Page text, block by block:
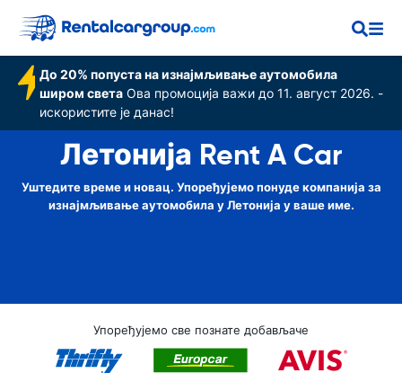
До 20% попуста на изнајмљивање аутомобила
широм света Ова промоција важи до 11. август 2026. -
искористите је данас!
Летонија Rent A Car
Уштедите време и новац. Упоређујемо понуде компанија за
изнајмљивање аутомобила у Летонија у ваше име.
Упоређујемо све познате добављаче